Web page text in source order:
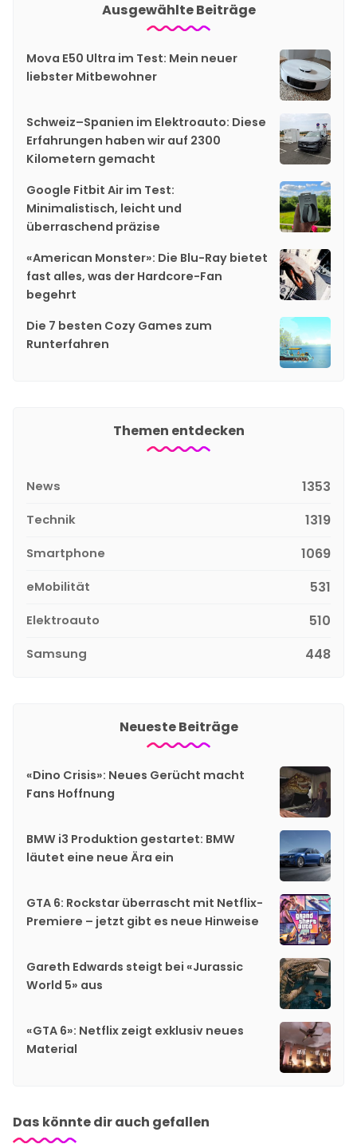
Ausgewählte Beiträge
Mova E50 Ultra im Test: Mein neuer
liebster Mitbewohner
Schweiz–Spanien im Elektroauto: Diese
Erfahrungen haben wir auf 2300
Kilometern gemacht
Google Fitbit Air im Test:
Minimalistisch, leicht und
überraschend präzise
«American Monster»: Die Blu-Ray bietet
fast alles, was der Hardcore-Fan
begehrt
Die 7 besten Cozy Games zum
Runterfahren
Themen entdecken
News 1353
Technik 1319
Smartphone 1069
eMobilität 531
Elektroauto 510
Samsung 448
Neueste Beiträge
«Dino Crisis»: Neues Gerücht macht
Fans Hoffnung
BMW i3 Produktion gestartet: BMW
läutet eine neue Ära ein
GTA 6: Rockstar überrascht mit Netflix-
Premiere – jetzt gibt es neue Hinweise
Gareth Edwards steigt bei «Jurassic
World 5» aus
«GTA 6»: Netflix zeigt exklusiv neues
Material
Das könnte dir auch gefallen